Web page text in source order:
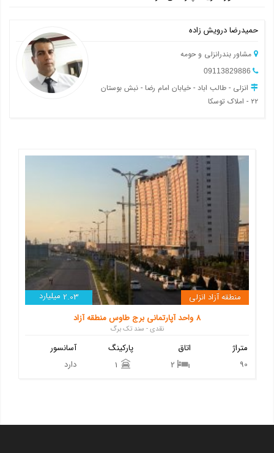
حمیدرضا درویش زاده
مشاور بندرانزلی و حومه
انزلی - طالب اباد - خیابان امام رضا - نبش بوستان
۲۲ - املاک توسکا
2.03 میلیارد
منطقه آزاد انزلی
8 واحد آپارتمانی برج طاوس منطقه آزاد
نقدی - سند تک برگ
آسانسور
دارد
پارکینگ
اتاق
متراژ
90